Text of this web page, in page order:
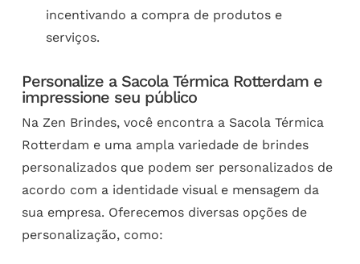
incentivando a compra de produtos e
serviços.
Personalize a Sacola Térmica Rotterdam e
impressione seu público
Na Zen Brindes, você encontra a Sacola Térmica
Rotterdam e uma ampla variedade de brindes
personalizados que podem ser personalizados de
acordo com a identidade visual e mensagem da
sua empresa. Oferecemos diversas opções de
personalização, como: